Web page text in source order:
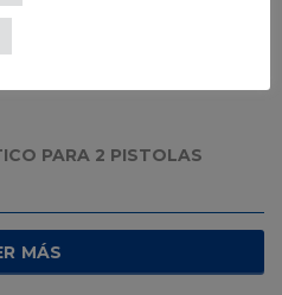
PARA 2 PISTOLAS
MÁS